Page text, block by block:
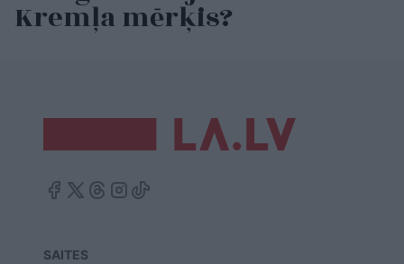
Kremļa mērķis?
SAITES